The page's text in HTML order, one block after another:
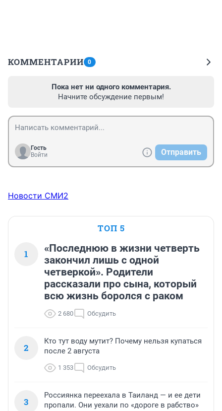
КОММЕНТАРИИ 0
Пока нет ни одного комментария.
Начните обсуждение первым!
Гость
Войти
Отправить
Новости СМИ2
ТОП 5
1
«Последнюю в жизни четверть
закончил лишь с одной
четверкой». Родители
рассказали про сына, который
всю жизнь боролся с раком
2 680 Обсудить
2
Кто тут воду мутит? Почему нельзя купаться
после 2 августа
1 353 Обсудить
3
Россиянка переехала в Таиланд — и ее дети
пропали. Они уехали по «дороге в рабство»